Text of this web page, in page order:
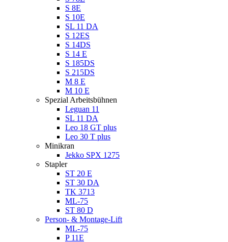
S 8E
S 10E
SL 11 DA
S 12ES
S 14DS
S 14 E
S 185DS
S 215DS
M 8 E
M 10 E
Spezial Arbeitsbühnen
Leguan 11
SL 11 DA
Leo 18 GT plus
Leo 30 T plus
Minikran
Jekko SPX 1275
Stapler
ST 20 E
ST 30 DA
TK 3713
ML-75
ST 80 D
Person- & Montage-Lift
ML-75
P 11E